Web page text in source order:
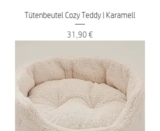
Tütenbeutel Cozy Teddy | Karamell
Preis
31,90 €